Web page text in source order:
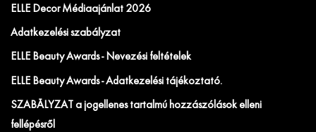
ELLE Decor Médiaajánlat 2026
Adatkezelési szabályzat
ELLE Beauty Awards - Nevezési feltételek
ELLE Beauty Awards - Adatkezelési tájékoztató.
SZABÁLYZAT a jogellenes tartalmú hozzászólások elleni
fellépésről